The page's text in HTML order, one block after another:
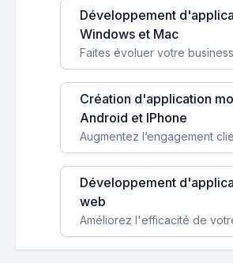
Développement
Windows et Mac
Création d'application
Android et IPhone
Développement
web